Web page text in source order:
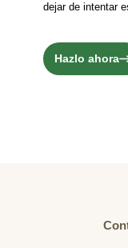
dejar de intentar
Hazlo ahora